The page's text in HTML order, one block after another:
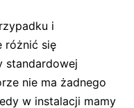
i
różnić się
standardowej
nie ma żadnego
w instalacji mamy